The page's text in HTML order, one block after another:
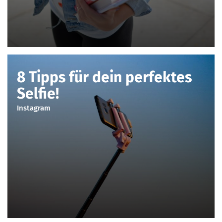
8 Tipps für dein perfektes
Selfie!
Instagram